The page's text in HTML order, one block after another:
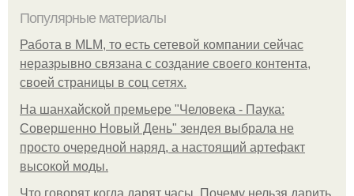
Популярные материалы
Работа в MLM, то есть сетевой компании сейчас
неразрывно связана с создание своего контента,
своей страницы в соц сетях.
На шанхайской премьере "Человека - Паука:
Совершенно Новый День" зендея выбрала не
просто очередной наряд, а настоящий артефакт
высокой моды.
Что говорят когда дарят часы. Почему нельзя дарить